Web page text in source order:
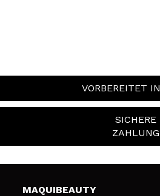
VORBEREITET IN
SICHERE
ZAHLUNG
MAQUIBEAUTY